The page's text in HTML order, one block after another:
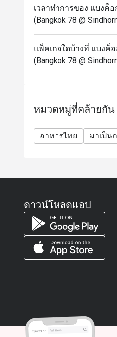
เวลาทำการของ แบงค็
(Bangkok 78 @
แพ็คเกจใดบ้างที่ แบงค็
(Bangkok 78 @
หมวดหมู่ที่คล้ายกัน
อาหารไทย มาเป็น
ดาวน์โหลดแอป